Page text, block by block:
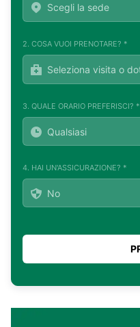
2. COSA VUOI PRENOTARE? *
3. QUALE ORARIO PREFERISCI? *
4. HAI UN'ASSICURAZIONE? *